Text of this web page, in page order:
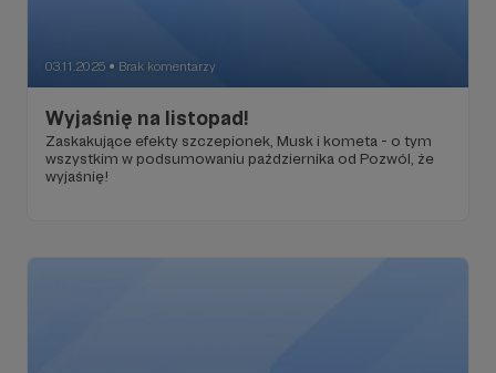
03.11.2025 ● Brak komentarzy
Wyjaśnię na listopad!
Zaskakujące efekty szczepionek, Musk i kometa - o tym
wszystkim w podsumowaniu października od Pozwól, że
wyjaśnię!